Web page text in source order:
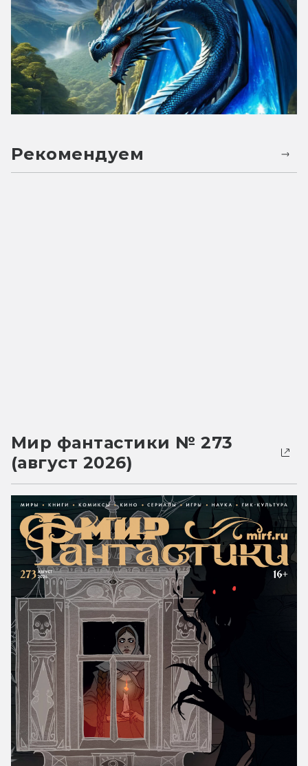
Рекомендуем
Мир фантастики № 273
(август 2026)